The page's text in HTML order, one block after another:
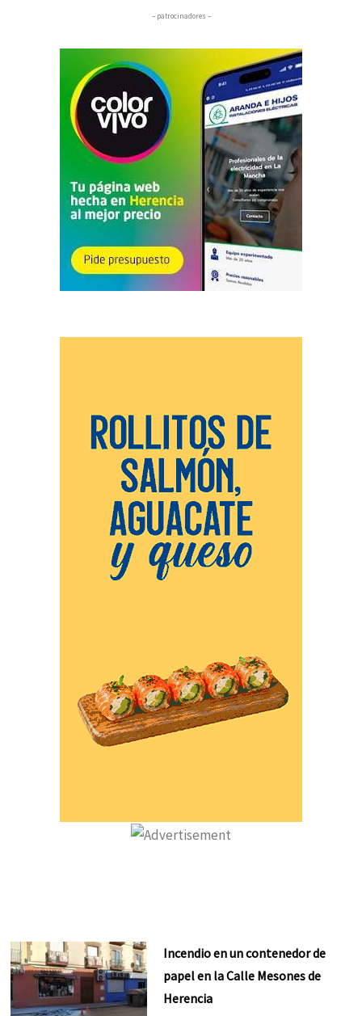
– patrocinadores –
Incendio en un contenedor de
papel en la Calle Mesones de
Herencia